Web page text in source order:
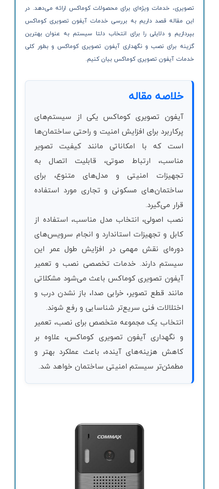
تصویری، خدمات ویژه‌ای برای محصولات کوماکس ارائه می‌دهد. در
این مقاله قصد داریم به بررسی خدمات آیفون تصویری کوماکس
بپردازیم و دلایلی را برای انتخاب دلتا سیستم به عنوان بهترین
گزینه برای نصب و نگهداری آیفون تصویری کوماکس و بطور کلی
خدمات آیفون تصویری کوماکس بیان کنیم.
خلاصه مقاله
آیفون تصویری کوماکس یکی از سیستم‌های
پرکاربرد برای افزایش امنیت و راحتی ساختمان‌ها
است که با امکاناتی مانند کیفیت تصویر
مناسب، ارتباط صوتی، قابلیت اتصال به
تجهیزات امنیتی و مدل‌های متنوع، برای
ساختمان‌های مسکونی و تجاری مورد استفاده
قرار می‌گیرد.
نصب اصولی، انتخاب مدل مناسب، استفاده از
کابل و تجهیزات استاندارد و انجام سرویس‌های
دوره‌ای نقش مهمی در افزایش طول عمر این
سیستم دارند. خدمات تخصصی نصب و تعمیر
آیفون تصویری کوماکس باعث می‌شود مشکلاتی
مانند قطع تصویر، خرابی صدا، باز نشدن درب و
اختلالات فنی سریع‌تر شناسایی و رفع شوند.
انتخاب یک مجموعه متخصص برای نصب، تعمیر
و نگهداری آیفون تصویری کوماکس، علاوه بر
کاهش هزینه‌های آینده، باعث عملکرد بهتر و
مطمئن‌تر سیستم امنیتی ساختمان خواهد شد.